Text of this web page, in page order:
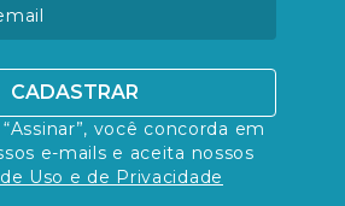
CADASTRAR
você concorda em
e-mails e aceita nossos
Uso e de Privacidade